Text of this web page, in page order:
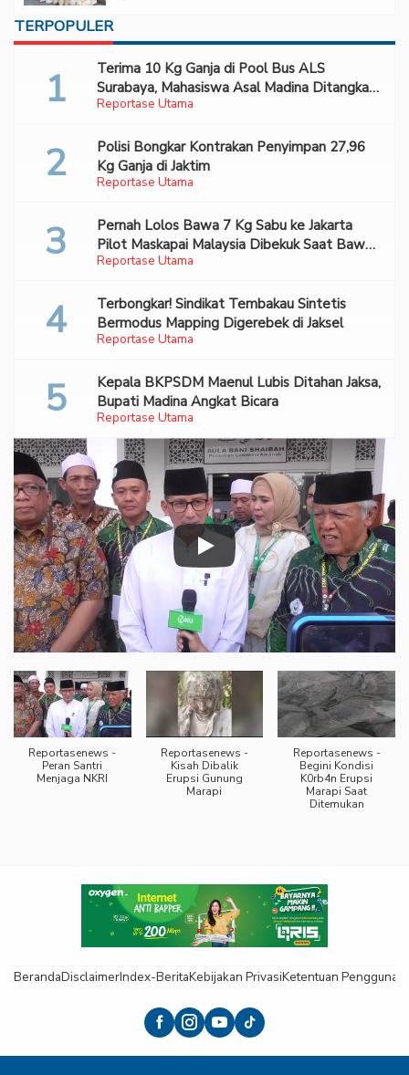
TERPOPULER
Reportase Utama
Terima 10 Kg Ganja di Pool Bus ALS
Surabaya, Mahasiswa Asal Madina Ditangkap
Bareskrim
Reportase Utama
Polisi Bongkar Kontrakan Penyimpan 27,96
Kg Ganja di Jaktim
Reportase Utama
Pernah Lolos Bawa 7 Kg Sabu ke Jakarta
Pilot Maskapai Malaysia Dibekuk Saat Bawa
70 Ribu Pil Ekstasi Di Bandara Soetta
Reportase Utama
Terbongkar! Sindikat Tembakau Sintetis
Bermodus Mapping Digerebek di Jaksel
Reportase Utama
Kepala BKPSDM Maenul Lubis Ditahan Jaksa,
Bupati Madina Angkat Bicara
Reportasenews -
Peran Santri
Menjaga NKRI
Reportasenews -
Kisah Dibalik
Erupsi Gunung
Marapi
Reportasenews -
Begini Kondisi
K0rb4n Erupsi
Marapi Saat
Ditemukan
BerandaDisclaimerIndex-BeritaKebijakan PrivasiKetentuan Pengguna